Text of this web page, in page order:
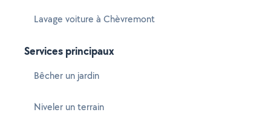
Lavage voiture à Chèvremont
Services principaux
Bêcher un jardin
Niveler un terrain